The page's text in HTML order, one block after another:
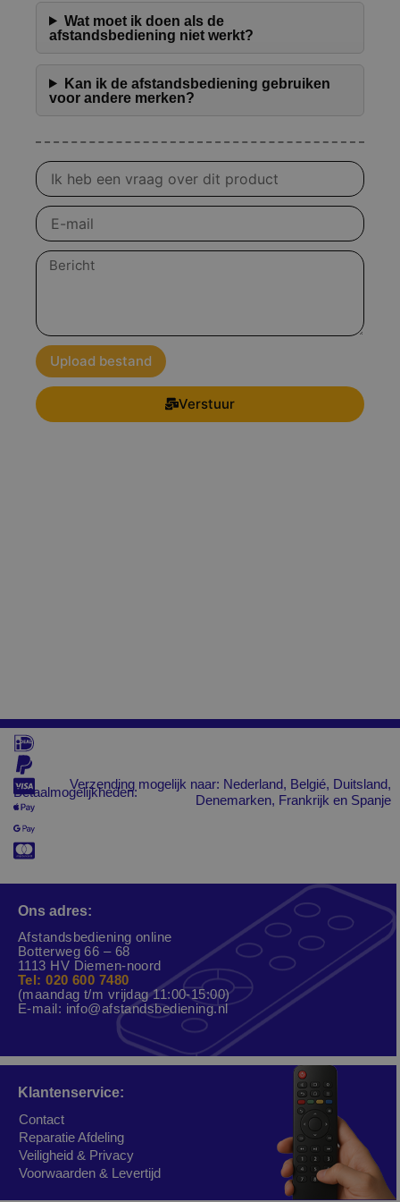
Wat moet ik doen als de
afstandsbediening niet werkt?
Kan ik de afstandsbediening gebruiken
voor andere merken?
Vraag
over
product
E-
mail
Bericht
Upload bestand
Verstuur
Betaalmogelijkheden:
Verzending mogelijk naar: Nederland, Belgié, Duitsland,
Denemarken, Frankrijk en Spanje
Ons adres:
Afstandsbediening online
Botterweg 66 – 68
1113 HV Diemen-noord
Tel: 020 600 7480
(maandag t/m vrijdag 11:00-15:00)
E-mail: info@afstandsbediening.nl
Klantenservice:
Contact
Reparatie Afdeling
Veiligheid & Privacy
Voorwaarden & Levertijd